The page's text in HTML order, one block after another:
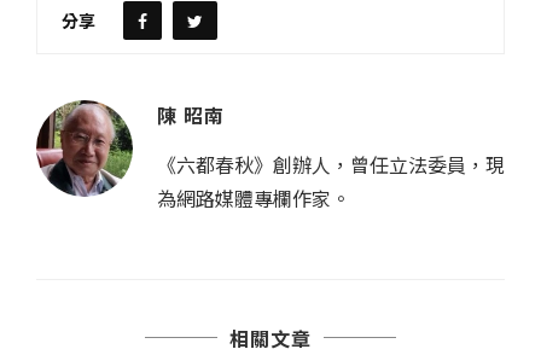
分享
陳 昭南
《六都春秋》創辦人，曾任立法委員，現
為網路媒體專欄作家。
相關文章